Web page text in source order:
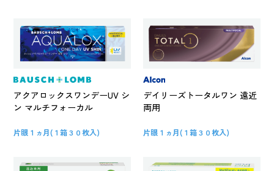
アクアロックスワンデーUV シ
ン マルチフォーカル
片眼１ヵ月(１箱３０枚入)
デイリーズトータルワン 遠近
両用
片眼１ヵ月(１箱３０枚入)